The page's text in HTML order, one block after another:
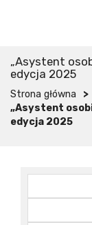
„Asystent
edycja 2025
Strona główna >
„Asystent
edycja 2025